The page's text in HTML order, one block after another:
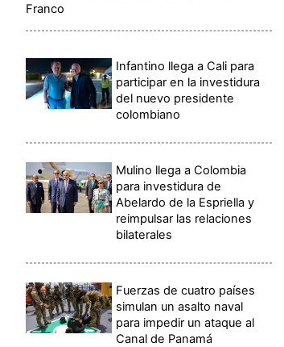
Franco
Infantino llega a Cali para
participar en la investidura
del nuevo presidente
colombiano
Mulino llega a Colombia
para investidura de
Abelardo de la Espriella y
reimpulsar las relaciones
bilaterales
Fuerzas de cuatro países
simulan un asalto naval
para impedir un ataque al
Canal de Panamá